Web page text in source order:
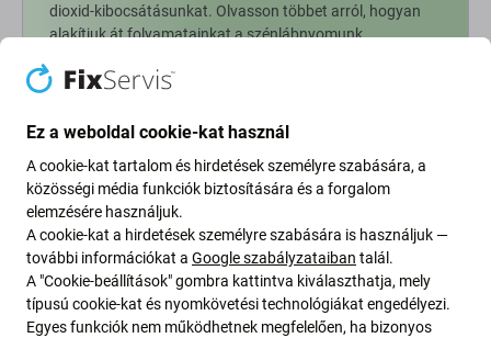
dioxid-kibocsátásunkat. Olvasson többet arról, hogyan
alakítjuk át folyamatainkat a szénlábnyomunk
Newsletter Fix
Iratkozzon fel, hogy rendszeresen tájékoztatást kapjon az
ajánlatunkról szóló kedvezményekről és hírekről. Ugyanakkor
ennek az űrlapnak a benyújtásával megerősítem, hogy több mint
16 éves vagyok
Ez a weboldal cookie-kat használ
A cookie-kat tartalom és hirdetések személyre szabására, a
közösségi média funkciók biztosítására és a forgalom
elemzésére használjuk.
A cookie-kat a hirdetések személyre szabására is használjuk —
további információkat a Google szabályzataiban talál.
A "Cookie-beállítások" gombra kattintva kiválaszthatja, mely
típusú cookie-kat és nyomkövetési technológiákat engedélyezi.
Egyes funkciók nem működhetnek megfelelően, ha bizonyos